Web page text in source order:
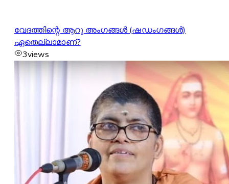
വേദത്തിന്റെ ആറു അംഗങ്ങൾ (ഷഡംഗങ്ങൾ)
ഏതെല്ലാമാണ്?
3views